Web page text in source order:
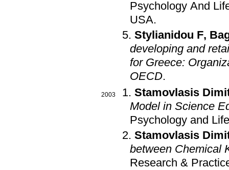
Psychology And
USA.
Stylianidou F,
developing and
for Greece:
OECD.
2003
Stamovlasis
Model in Science
Psychology and
Stamovlasis
between Chemical
Research &